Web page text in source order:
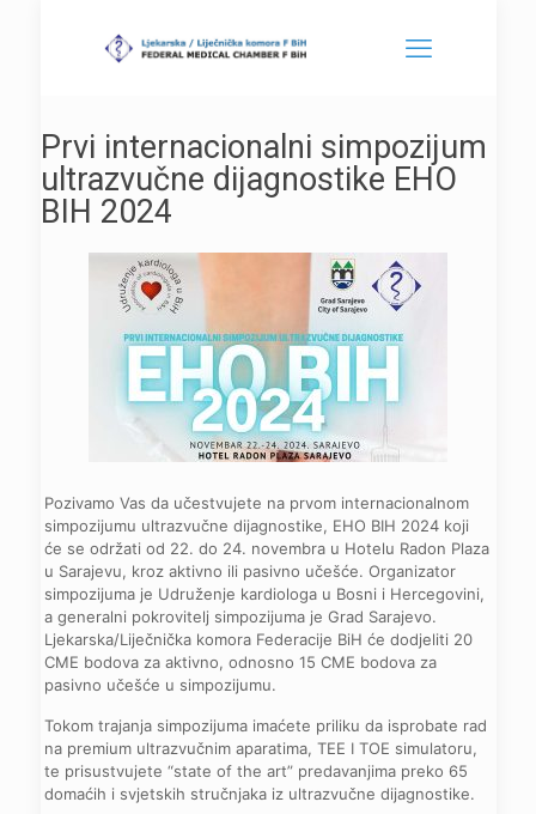
Prvi internacionalni simpozijum
ultrazvučne dijagnostike EHO
BIH 2024
Pozivamo Vas da učestvujete na prvom internacionalnom
simpozijumu ultrazvučne dijagnostike, EHO BIH 2024 koji
će se održati od 22. do 24. novembra u Hotelu Radon Plaza
u Sarajevu, kroz aktivno ili pasivno učešće. Organizator
simpozijuma je Udruženje kardiologa u Bosni i Hercegovini,
a generalni pokrovitelj simpozijuma je Grad Sarajevo.
Ljekarska/Liječnička komora Federacije BiH će dodjeliti 20
CME bodova za aktivno, odnosno 15 CME bodova za
pasivno učešće u simpozijumu.
Tokom trajanja simpozijuma imaćete priliku da isprobate rad
na premium ultrazvučnim aparatima, TEE I TOE simulatoru,
te prisustvujete “state of the art” predavanjima preko 65
domaćih i svjetskih stručnjaka iz ultrazvučne dijagnostike.